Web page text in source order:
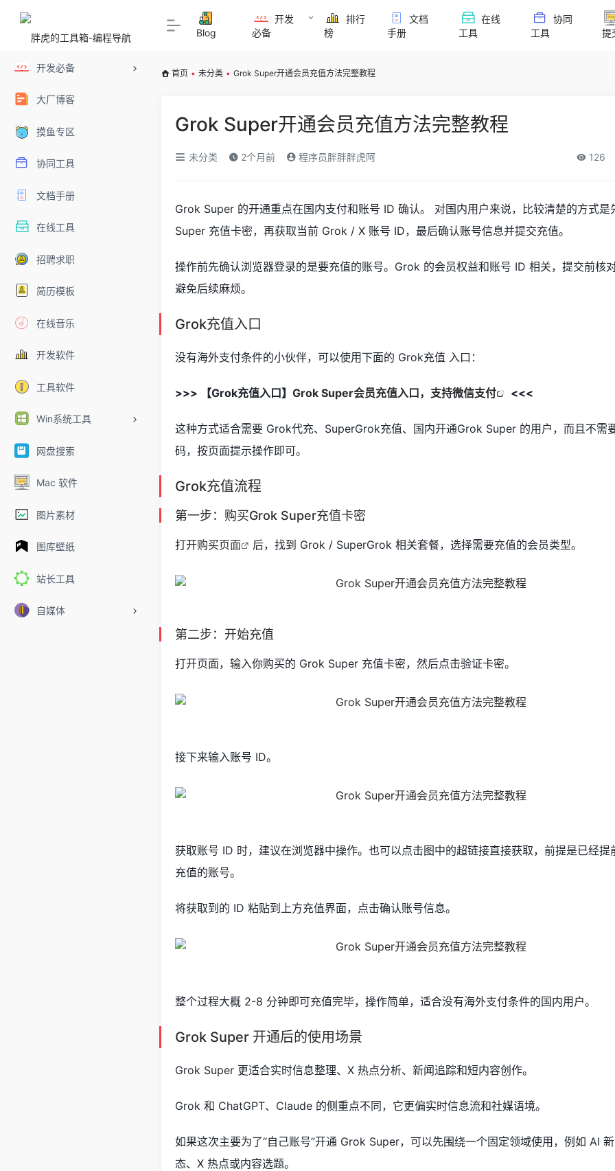
开发必备
大厂博客
摸鱼专区
协同工具
文档手册
在线工具
招聘求职
简历模板
在线音乐
开发软件
工具软件
Win系统工具
网盘搜索
Mac 软件
图片素材
图库壁纸
站长工具
自媒体
Blog
开发
必备
排行
榜
文档
手册
在线
工具
协同
工具
提
首页 • 未分类 • Grok Super开通会员充值方法完整教程
Grok Super开通会员充值方法完整教程
未分类 2个月前 程序员胖胖胖虎阿 126
Grok Super 的开通重点在国内支付和账号 ID 确认。 对国内用户来说，比较清楚的方式
Super 充值卡密，再获取当前 Grok / X 账号 ID，最后确认账号信息并提交充值。
操作前先确认浏览器登录的是要充值的账号。Grok 的会员权益和账号 ID 相关，提交前核
避免后续麻烦。
Grok充值入口
没有海外支付条件的小伙伴，可以使用下面的 Grok充值 入口：
>>> 【Grok充值入口】 Grok Super会员充值入口，支持微信支付 <<<
这种方式适合需要 Grok代充、SuperGrok充值、国内开通Grok Super 的用户，而且不需
码，按页面提示操作即可。
Grok充值流程
第一步：购买Grok Super充值卡密
打开购买页面 后，找到 Grok / SuperGrok 相关套餐，选择需要充值的会员类型。
第二步：开始充值
打开页面，输入你购买的 Grok Super 充值卡密，然后点击验证卡密。
接下来输入账号 ID。
获取账号 ID 时，建议在浏览器中操作。也可以点击图中的超链接直接获取，前提是已经提
充值的账号。
将获取到的 ID 粘贴到上方充值界面，点击确认账号信息。
整个过程大概 2-8 分钟即可充值完毕，操作简单，适合没有海外支付条件的国内用户。
Grok Super 开通后的使用场景
Grok Super 更适合实时信息整理、X 热点分析、新闻追踪和短内容创作。
Grok 和 ChatGPT、Claude 的侧重点不同，它更偏实时信息流和社媒语境。
如果这次主要为了“自己账号”开通 Grok Super，可以先围绕一个固定领域使用，例如 AI
态、X 热点或内容选题。